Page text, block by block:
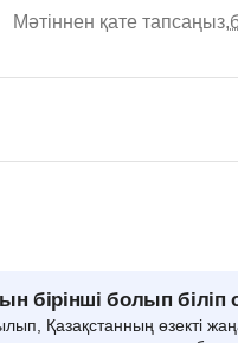
Мәтіннен қате тапсаңыз,
бірінші болып
Қазақстанның өзекті